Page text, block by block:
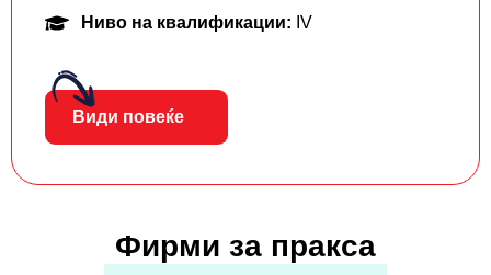
Ниво на квалификации: IV
Види повеќе
Фирми за пракса